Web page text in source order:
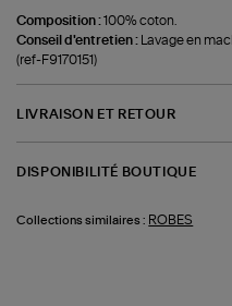
Composition :100% coton.
Conseil d'entretien :
Lavage en
(ref-F9170151)
LIVRAISON ET RETOUR
DISPONIBILITÉ BOUTIQUE
Collections similaires : ROBES